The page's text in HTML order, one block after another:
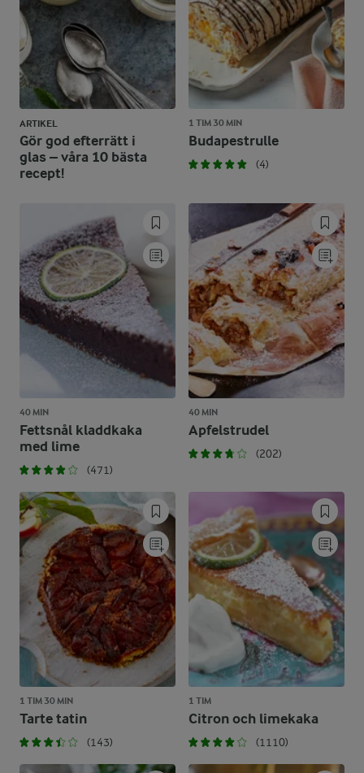
ARTIKEL
Gör god efterrätt i
glas – våra 10 bästa
recept!
1 TIM 30 MIN
Budapestrulle
(4)
40 MIN
Fettsnål kladdkaka
med lime
(471)
40 MIN
Apfelstrudel
(202)
1 TIM 30 MIN
Tarte tatin
(143)
1 TIM
Citron och limekaka
(1110)